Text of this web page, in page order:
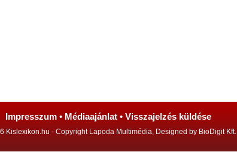
Impresszum • Médiaajánlat • Visszajelzés küldése
Kislexikon.hu - Copyright Lapoda Multimédia, Designed by BioDigit Kft.